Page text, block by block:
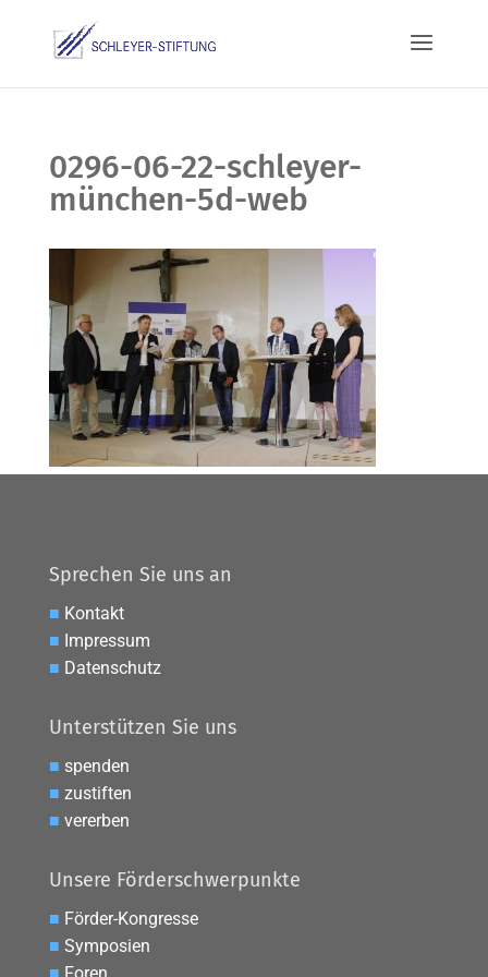
0296-06-22-schleyer-
münchen-5d-web
Sprechen Sie uns an
■ Kontakt
■ Impressum
■ Datenschutz
Unterstützen Sie uns
■ spenden
■ zustiften
■ vererben
Unsere Förderschwerpunkte
■ Förder-Kongresse
■ Symposien